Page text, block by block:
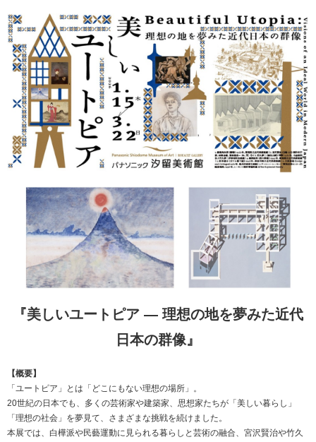
『美しいユートピア ― 理想の地を夢みた近代
日本の群像』
【概要】
「ユートピア」とは「どこにもない理想の場所」。
20世紀の日本でも、多くの芸術家や建築家、思想家たちが「美しい暮らし」
「理想の社会」を夢見て、さまざまな挑戦を続けました。
本展では、白樺派や民藝運動に見られる暮らしと芸術の融合、宮沢賢治や竹久